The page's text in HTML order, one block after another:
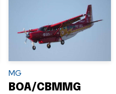
MG
BOA/CBMMG